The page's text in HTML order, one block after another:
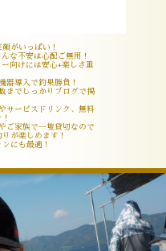
がいっぱい！
な不安は心配ご無用！
向けには安心+楽しさ重
器導入で釣果勝負！
までしっかりブログで掲
サービスドリンク、無料
ご家族で一隻貸切なので
が楽しめます！
にも最適！